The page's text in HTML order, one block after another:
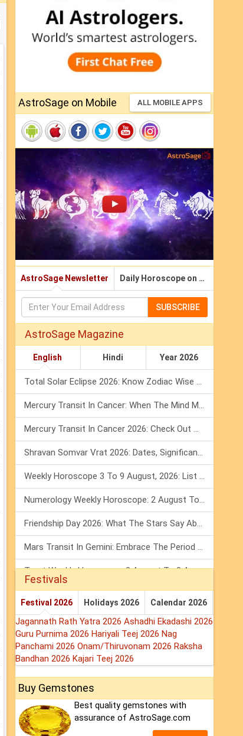
AstroSage on Mobile ALL MOBILE APPS
AstroSage Newsletter Daily Horoscope on Email
SUBSCRIBE
AstroSage Magazine
English Hindi Year 2026
Total Solar Eclipse 2026: Know Zodiac Wise Prediction
Mercury Transit In Cancer: When The Mind Meets The Heart!
Mercury Transit In Cancer 2026: Check Out What It Brings For You
Shravan Somvar Vrat 2026: Dates, Significance & Rituals In August
Weekly Horoscope 3 To 9 August, 2026: List Of Fasts & Festivals
Numerology Weekly Horoscope: 2 August To 8 August, 2026
Friendship Day 2026: What The Stars Say About Your Best Friend!
Mars Transit In Gemini: Embrace The Period Full Of Energy & Intelligence
Tarot Weekly Horoscope: 2 August To 8 August, 2026
Festivals
Festival 2026 Holidays 2026 Calendar 2026
Jagannath Rath Yatra 2026 Ashadhi Ekadashi 2026
Guru Purnima 2026 Hariyali Teej 2026 Nag
Panchami 2026 Onam/Thiruvonam 2026 Raksha
Bandhan 2026 Kajari Teej 2026
Buy Gemstones
Best quality gemstones with
assurance of AstroSage.com